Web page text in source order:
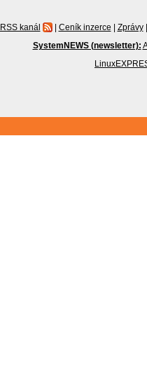
RSS kanál | Ceník inzerce | Zprávy |
SystemNEWS (newsletter):